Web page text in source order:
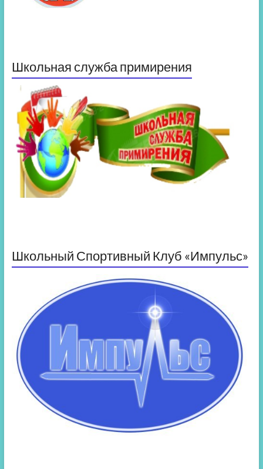
Школьная служба примирения
Школьный Спортивный Клуб «Импульс»